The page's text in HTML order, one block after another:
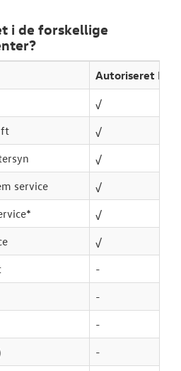
OM OS
i de forskellige
Autoriseret
√
√
√
service
√
√
√
-
-
-
-